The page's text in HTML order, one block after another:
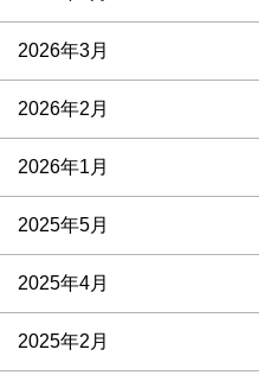
2026年3月
2026年2月
2026年1月
2025年5月
2025年4月
2025年2月